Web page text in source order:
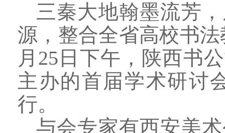
三秦大地翰墨流芳
源，整合全省高校书
月25日下午，陕西书
主办的首届学术研讨
行。
与会专家有西安美